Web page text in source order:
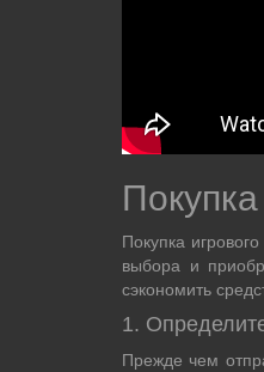
Покупка
выбора и
сэкономить
1.
Прежде чем